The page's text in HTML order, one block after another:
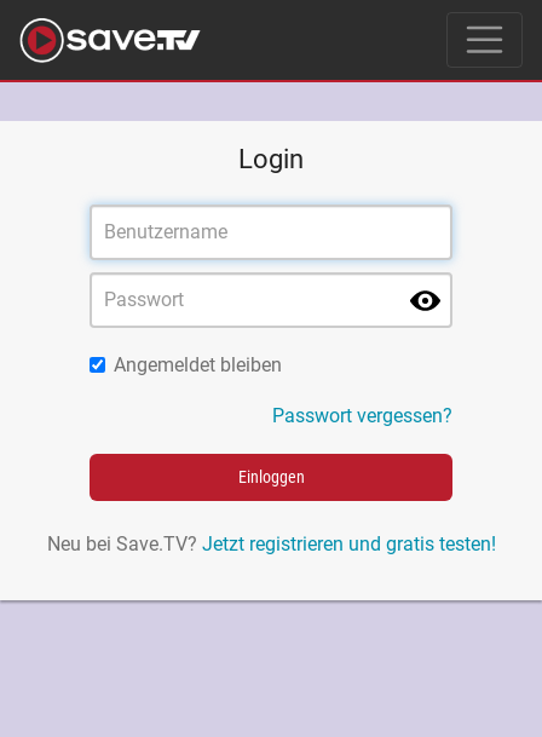
Login
Angemeldet bleiben
Passwort vergessen?
Einloggen
Neu bei Save.TV? Jetzt registrieren und gratis testen!